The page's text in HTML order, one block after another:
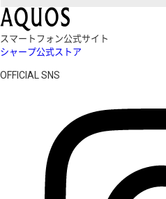
スマートフォン公式サイト
シャープ公式ストア
OFFICIAL SNS